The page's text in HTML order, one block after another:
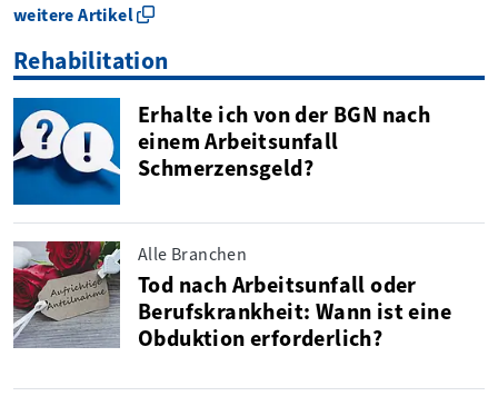
weitere Artikel
Rehabilitation
Erhalte ich von der BGN nach
einem Arbeitsunfall
Schmerzensgeld?
Alle Branchen
Tod nach Arbeitsunfall oder
Berufskrankheit: Wann ist eine
Obduktion erforderlich?